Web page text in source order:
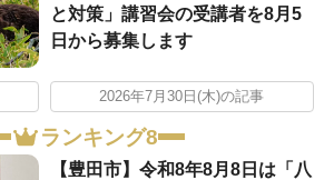
と対策」講習会の受講者を8月5
日から募集します
2026年7月30日(木)の記事
ランキング8
【豊田市】令和8年8月8日は「八